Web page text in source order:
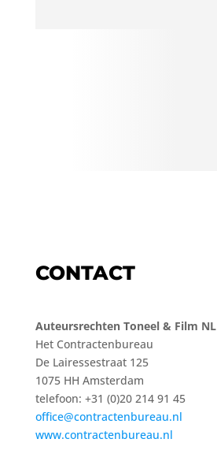
CONTACT
Auteursrechten Toneel & Film NL
Het Contractenbureau
De Lairessestraat 125
1075 HH Amsterdam
telefoon: +31 (0)20 214 91 45
office@contractenbureau.nl
www.contractenbureau.nl